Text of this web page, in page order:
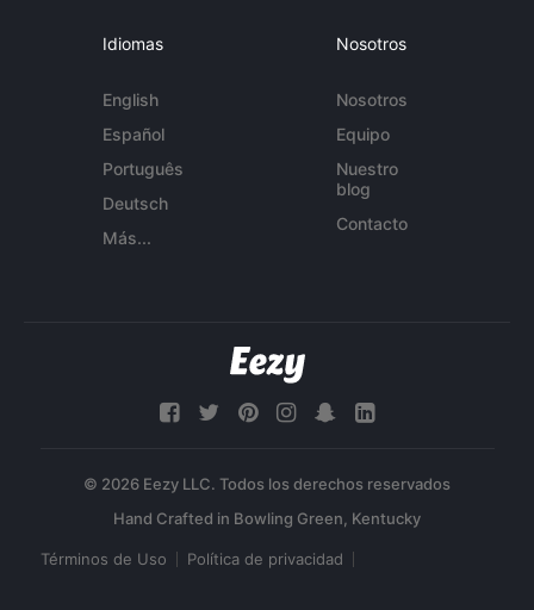
Idiomas
English
Español
Português
Deutsch
Más...
Nosotros
Nosotros
Equipo
Nuestro
blog
Contacto
© 2026 Eezy LLC. Todos los derechos reservados
Términos de Uso Política de privacidad